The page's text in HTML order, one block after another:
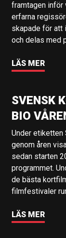
framtagen inför
erfarna
skapade för att
och delas med
LÄS MER
SVENSK
BIO
Under
genom åren
sedan starten
programmet.
de bästa
filmfestivaler
LÄS MER